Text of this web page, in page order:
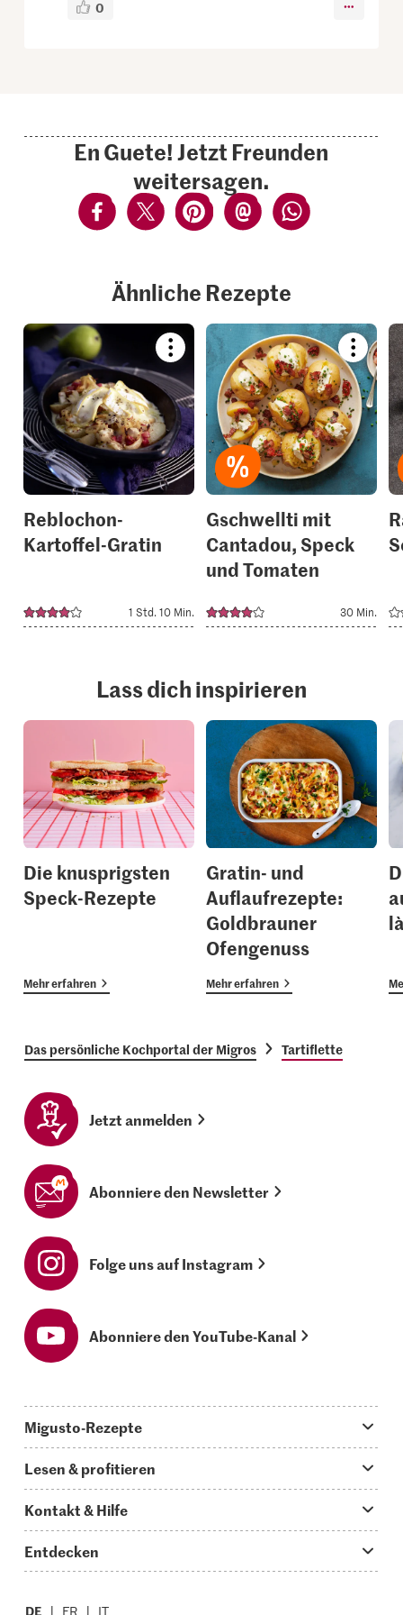
0
En Guete! Jetzt Freunden
weitersagen.
Ähnliche Rezepte
Bookmark
recipe
or
add
it
to
your
collections.
Reblochon-
Kartoffel-Gratin
1 Std. 10 Min.
recipe
or
add
it
to
your
Gschwellti mit
Cantadou, Speck
und Tomaten
30 Min.
Lass dich inspirieren
Die knusprigsten
Speck-Rezepte
Mehr erfahren
Gratin- und
Auflaufrezepte:
Goldbrauner
Ofengenuss
Mehr erfahren
Das persönliche Kochportal der Migros Tartiflette
Jetzt anmelden
Abonniere den Newsletter
Folge uns auf Instagram
Abonniere den YouTube-Kanal
Migusto-Rezepte
Was koche ich heute?
Hauptgerichte
Schnelle & einfache Rezepte
Apéro & Fingerfood
Lesen & profitieren
Storys
How to-Videos
Kontakt & Hilfe
Infos zum Kochen mit Migusto
Entdecken
DE FR IT